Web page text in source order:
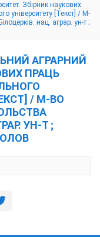
Збірник наукових
університету [Текст] / М-
нац. аграр. ун-т ;
АГРАРНИЙ
ПРАЦЬ
/ М-ВО
УН-Т ;